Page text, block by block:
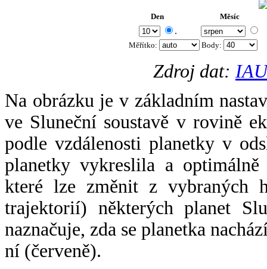
Den Měsíc
.
Měřítko: Body:
Zdroj dat:
Na obrázku je v základním
ve Sluneční soustavě v rovině
podle vzdálenosti planetky v
planetky vykreslila a
které lze změnit z vybraných
trajektorií) některých planet
naznačuje, zda se planetka
ní (červeně).